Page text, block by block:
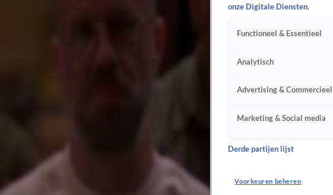
Kamer blijft bij leeftijdsgrens en helmplicht voor fatbikes, ondanks twijfel minister
Johan ziet interview met Dick Schoof: ‘Hij komt steeds als een Jan Doedel over…'
29 aug 2024, 13:10
VVD wil minder arbeidsmigranten naar Nederland
onze Digitale Diensten.
Functioneel & Essentieel
Analytisch
Advertising & Commercieel
Marketing & Social media
Derde partijen lijst
Voorkeuren beheren